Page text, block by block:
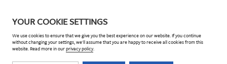
YOUR COOKIE SETTINGS
We use cookies to ensure that we give you the best experience on our website. If you continue
without changing your settings, we'll assume that you are happy to receive all cookies from this
website. Read more in ourprivacy policy.